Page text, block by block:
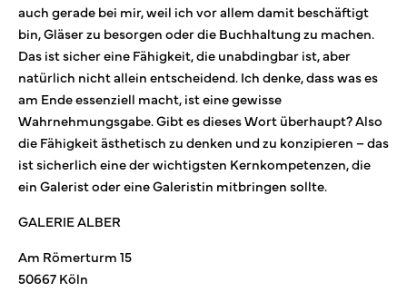
auch gerade bei mir, weil ich vor allem damit beschäftigt
bin, Gläser zu besorgen oder die Buchhaltung zu machen.
Das ist sicher eine Fähigkeit, die unabdingbar ist, aber
natürlich nicht allein entscheidend. Ich denke, dass was es
am Ende essenziell macht, ist eine gewisse
Wahrnehmungsgabe. Gibt es dieses Wort überhaupt? Also
die Fähigkeit ästhetisch zu denken und zu konzipieren – das
ist sicherlich eine der wichtigsten Kernkompetenzen, die
ein Galerist oder eine Galeristin mitbringen sollte.
GALERIE ALBER
Am Römerturm 15
50667 Köln